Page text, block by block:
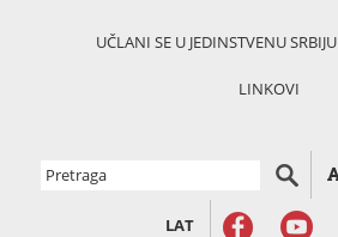
UČLANI SE U JEDINSTVENU SRBIJU
LINKOVI
LAT